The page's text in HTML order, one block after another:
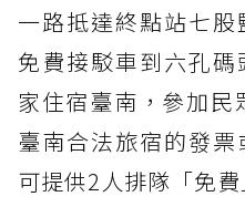
一路抵達終點站七
免費接駁車到六孔
家住宿臺南，參加
臺南合法旅宿的發
可提供2人排隊「免